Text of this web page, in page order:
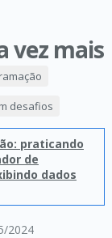
vez mais
2024
desafios
praticando
de
dados